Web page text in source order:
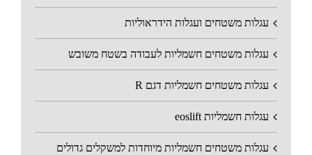
עגלות משטחים ועגלות הידראוליות
עגלות משטחים חשמליות לעבודה בשטח משובש
עגלות משטחים חשמליות דגם R
עגלות חשמליות eoslift
עגלות משטחים חשמליות מיוחדות למשקלים גדולים